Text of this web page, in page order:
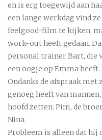
en is erg toegewijd aan
een lange werkdag vind
feelgood-film te kijken,
work-out heeft gedaan.
personal trainer Bart, die
een oogje op Emma heeft.
Ondanks de afspraak met
genoeg heeft van
hoofd zetten: Pim, de
Nina.
Probleem is alleen dat hij